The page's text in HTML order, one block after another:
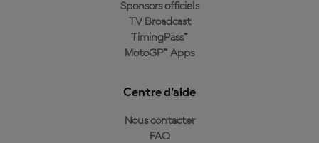
Sponsors officiels
TV Broadcast
TimingPass™
MotoGP™ Apps
Centre d'aide
Nous contacter
FAQ